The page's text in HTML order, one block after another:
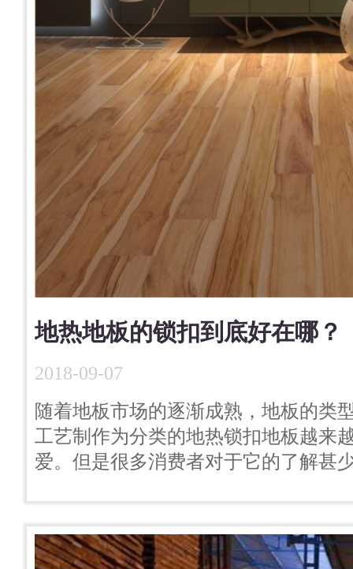
地热地板的锁扣到底好在哪？
2018-09-07
随着地板市场的逐渐成熟，地板的类
工艺制作为分类的地热锁扣地板越来
爱。但是很多消费者对于它的了解甚